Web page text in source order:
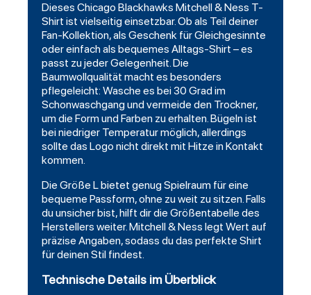
Dieses Chicago Blackhawks Mitchell & Ness T-
Shirt ist vielseitig einsetzbar. Ob als Teil deiner
Fan-Kollektion, als Geschenk für Gleichgesinnte
oder einfach als bequemes Alltags-Shirt – es
passt zu jeder Gelegenheit. Die
Baumwollqualität macht es besonders
pflegeleicht: Wasche es bei 30 Grad im
Schonwaschgang und vermeide den Trockner,
um die Form und Farben zu erhalten. Bügeln ist
bei niedriger Temperatur möglich, allerdings
sollte das Logo nicht direkt mit Hitze in Kontakt
kommen.
Die Größe L bietet genug Spielraum für eine
bequeme Passform, ohne zu weit zu sitzen. Falls
du unsicher bist, hilft dir die Größentabelle des
Herstellers weiter. Mitchell & Ness legt Wert auf
präzise Angaben, sodass du das perfekte Shirt
für deinen Stil findest.
Technische Details im Überblick